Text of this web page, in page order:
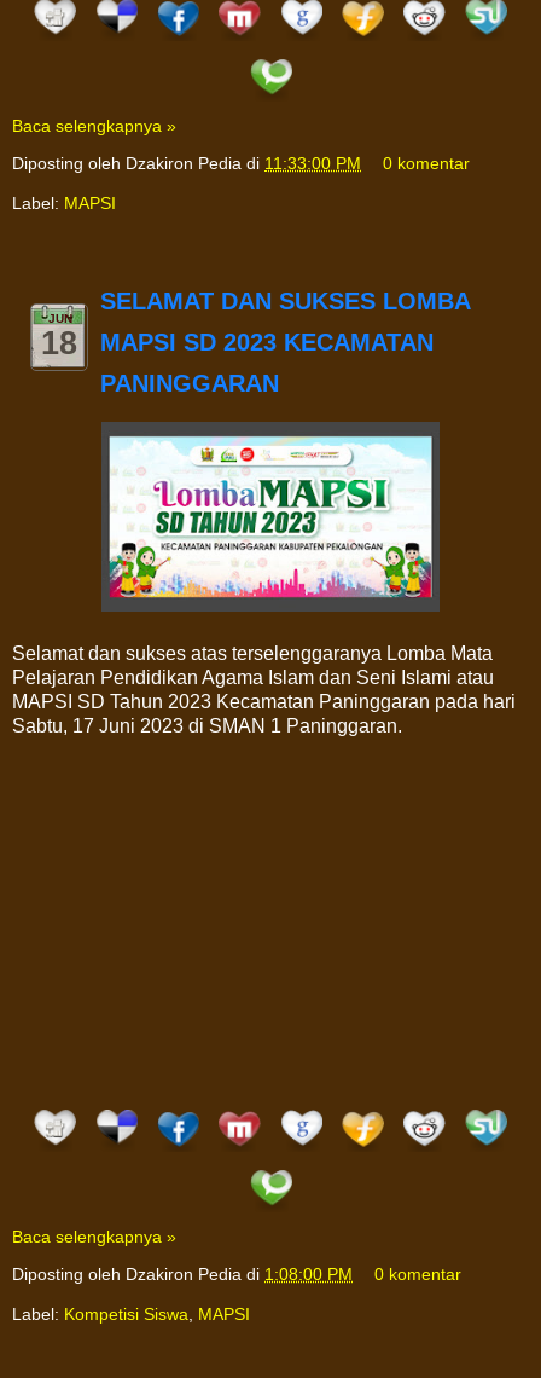
Baca selengkapnya »
Diposting oleh Dzakiron Pedia di 11:33:00 PM 0 komentar
Label: MAPSI
JUN
18
SELAMAT DAN SUKSES LOMBA
MAPSI SD 2023 KECAMATAN
PANINGGARAN
Selamat dan sukses atas terselenggaranya Lomba Mata
Pelajaran Pendidikan Agama Islam dan Seni Islami atau
MAPSI SD Tahun 2023 Kecamatan Paninggaran pada hari
Sabtu, 17 Juni 2023 di SMAN 1 Paninggaran.
Baca selengkapnya »
Diposting oleh Dzakiron Pedia di 1:08:00 PM 0 komentar
Label: Kompetisi Siswa MAPSI